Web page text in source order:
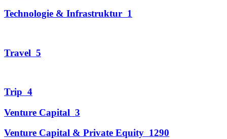
Technologie & Infrastruktur 1
Travel 5
Trip 4
Venture Capital 3
Venture Capital & Private Equity 1290